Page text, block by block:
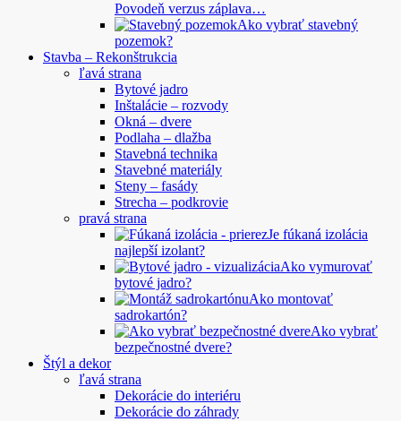
Povodeň verzus záplava…
Ako vybrať stavebný
pozemok?
Stavba – Rekonštrukcia
ľavá strana
Bytové jadro
Inštalácie – rozvody
Okná – dvere
Podlaha – dlažba
Stavebná technika
Stavebné materiály
Steny – fasády
Strecha – podkrovie
pravá strana
Je fúkaná izolácia
najlepší izolant?
Ako vymurovať
bytové jadro?
Ako montovať
sadrokartón?
Ako vybrať
bezpečnostné dvere?
Štýl a dekor
ľavá strana
Dekorácie do interiéru
Dekorácie do záhrady